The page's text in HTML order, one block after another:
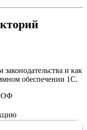
и как
обеспечении 1С.